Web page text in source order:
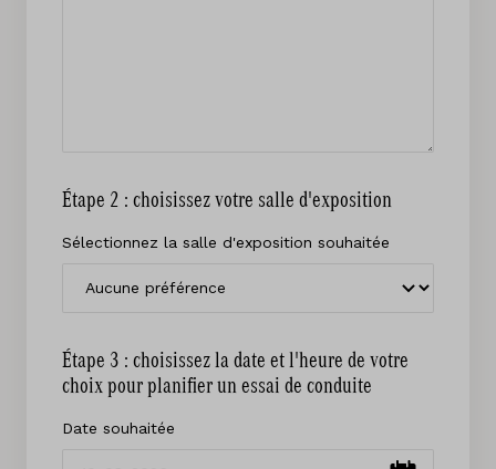
Étape 2 : choisissez votre salle d'exposition
Sélectionnez la salle d'exposition souhaitée
Étape 3 : choisissez la date et l'heure de votre
choix pour planifier un essai de conduite
Date souhaitée